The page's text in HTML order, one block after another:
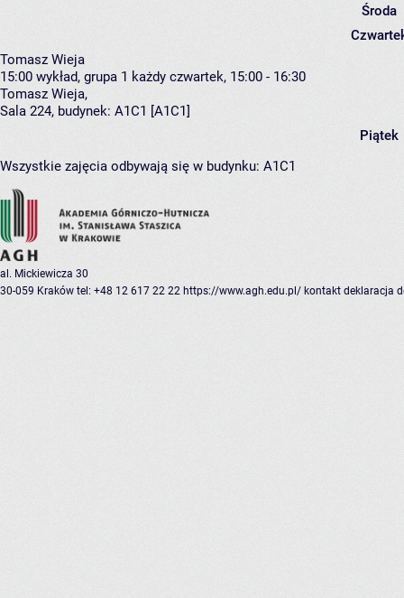
Środa
Tomasz Wieja
15:00 wykład, grupa 1 każdy czwartek, 15:00 - 16:30
Tomasz Wieja,
Sala 224, budynek: A1C1 [A1C1]
Piątek
Wszystkie zajęcia odbywają się w budynku: A1C1
al. Mickiewicza 30
30-059 Kraków tel: +48 12 617 22 22 https://www.agh.edu.pl/ kontakt deklaracja